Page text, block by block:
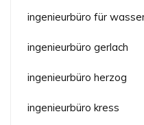
ingenieurbüro für
ingenieurbüro gerlach
ingenieurbüro herzog
ingenieurbüro kress